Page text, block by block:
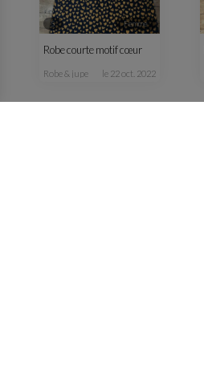
S femme
Robe courte motif cœur
robe & jupe le 22 oct. 2022